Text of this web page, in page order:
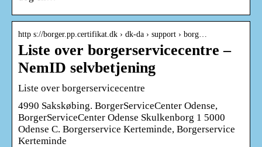
http s://borger.pp.certifikat.dk › dk-da › support › borg…
Liste over borgerservicecentre –
NemID selvbetjening
Liste over borgerservicecentre
4990 Sakskøbing. BorgerServiceCenter Odense,
BorgerServiceCenter Odense Skulkenborg 1 5000
Odense C. Borgerservice Kerteminde, Borgerservice
Kerteminde